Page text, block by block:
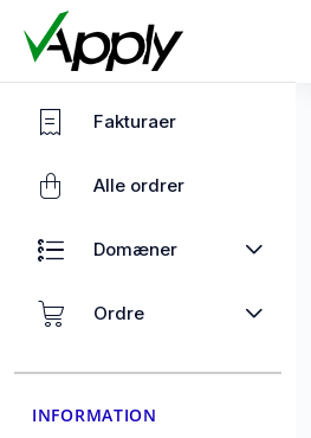
Fakturaer
Alle ordrer
Domæner
Ordre
INFORMATION